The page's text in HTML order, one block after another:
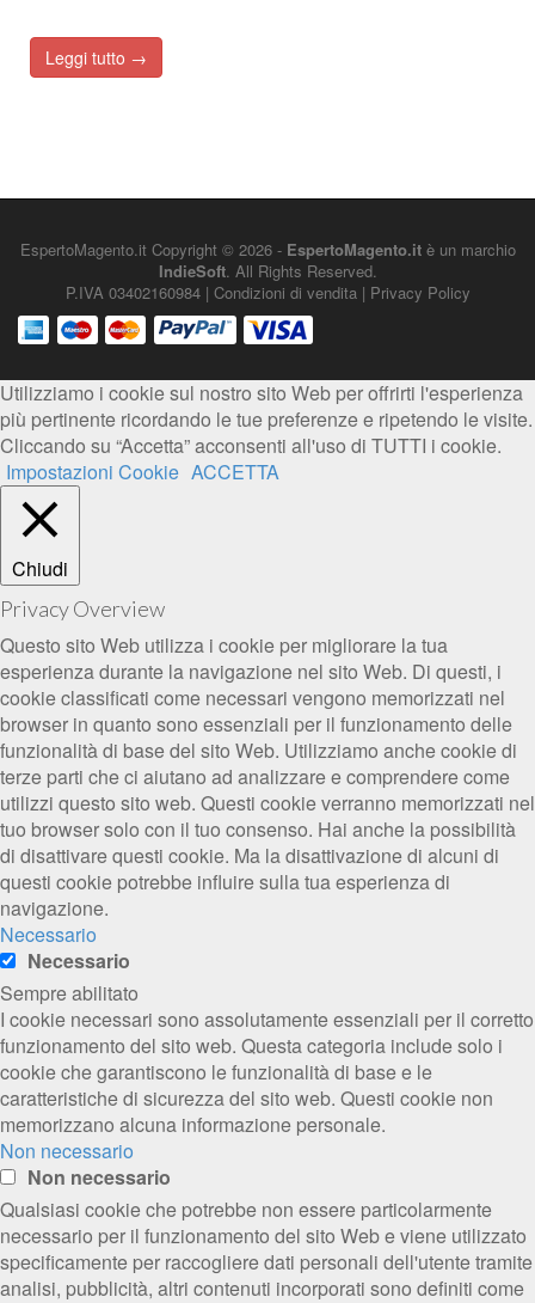
Leggi tutto →
EspertoMagento.it Copyright © 2026 - EspertoMagento.itè un marchio
IndieSoft. All Rights Reserved.
P.IVA 03402160984 | Condizioni di vendita| Privacy Policy
Utilizziamo i cookie sul nostro sito Web per offrirti l'esperienza
più pertinente ricordando le tue preferenze e ripetendo le visite.
Cliccando su “Accetta” acconsenti all'uso di TUTTI i cookie.
Impostazioni Cookie ACCETTA
Chiudi
Privacy Overview
Questo sito Web utilizza i cookie per migliorare la tua
esperienza durante la navigazione nel sito Web. Di questi, i
cookie classificati come necessari vengono memorizzati nel
browser in quanto sono essenziali per il funzionamento delle
funzionalità di base del sito Web. Utilizziamo anche cookie di
terze parti che ci aiutano ad analizzare e comprendere come
utilizzi questo sito web. Questi cookie verranno memorizzati nel
tuo browser solo con il tuo consenso. Hai anche la possibilità
di disattivare questi cookie. Ma la disattivazione di alcuni di
questi cookie potrebbe influire sulla tua esperienza di
navigazione.
Necessario
Necessario
Sempre abilitato
I cookie necessari sono assolutamente essenziali per il corretto
funzionamento del sito web. Questa categoria include solo i
cookie che garantiscono le funzionalità di base e le
caratteristiche di sicurezza del sito web. Questi cookie non
memorizzano alcuna informazione personale.
Non necessario
Non necessario
Qualsiasi cookie che potrebbe non essere particolarmente
necessario per il funzionamento del sito Web e viene utilizzato
specificamente per raccogliere dati personali dell'utente tramite
analisi, pubblicità, altri contenuti incorporati sono definiti come